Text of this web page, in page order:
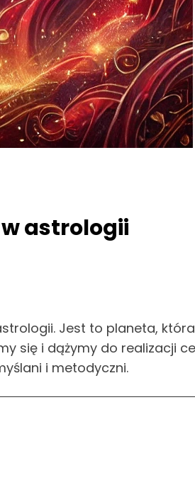
astrologii
Jest to planeta,
się i dążymy do realizacji
i metodyczni.